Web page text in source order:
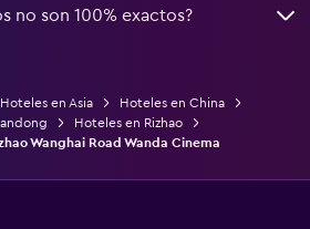
no son 100% exactos?
Hoteles en Asia
Hoteles en China
Hoteles en Rizhao
Wanghai Road Wanda Cinema